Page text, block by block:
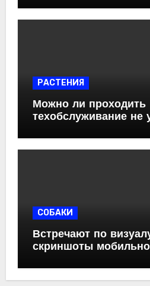
РАСТЕНИЯ
Можно ли проходить
техобслуживание не
полочкам
СОБАКИ
Встречают по
скриншоты